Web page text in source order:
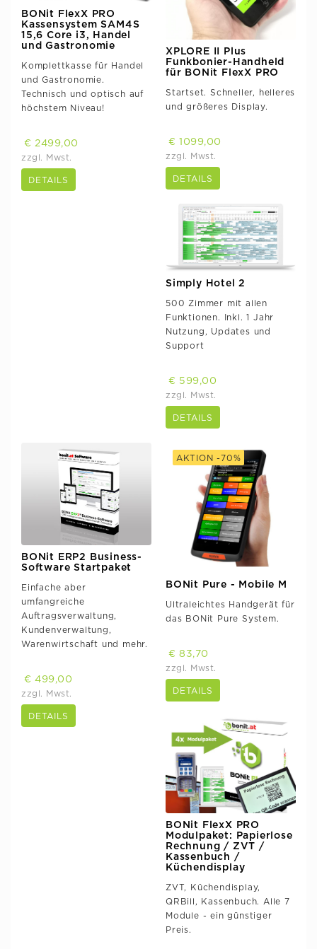
BONit FlexX PRO
Kassensystem SAM4S
15,6 Core i3, Handel
und Gastronomie
Komplettkasse für Handel
und Gastronomie.
Technisch und optisch auf
höchstem Niveau!
€ 2499,00
zzgl. Mwst.
DETAILS
XPLORE II Plus
Funkbonier-Handheld
für BONit FlexX PRO
Startset. Schneller, helleres
und größeres Display.
€ 1099,00
zzgl. Mwst.
DETAILS
Simply Hotel 2
500 Zimmer mit allen
Funktionen. Inkl. 1 Jahr
Nutzung, Updates und
Support
€ 599,00
zzgl. Mwst.
DETAILS
BONit ERP2 Business-
Software Startpaket
Einfache aber
umfangreiche
Auftragsverwaltung,
Kundenverwaltung,
Warenwirtschaft und mehr.
€ 499,00
zzgl. Mwst.
DETAILS
AKTION -70%
BONit Pure - Mobile M
Ultraleichtes Handgerät für
das BONit Pure System.
€ 83,70
zzgl. Mwst.
DETAILS
BONit FlexX PRO
Modulpaket: Papierlose
Rechnung / ZVT /
Kassenbuch /
Küchendisplay
ZVT, Küchendisplay,
QRBill, Kassenbuch. Alle 7
Module - ein günstiger
Preis.